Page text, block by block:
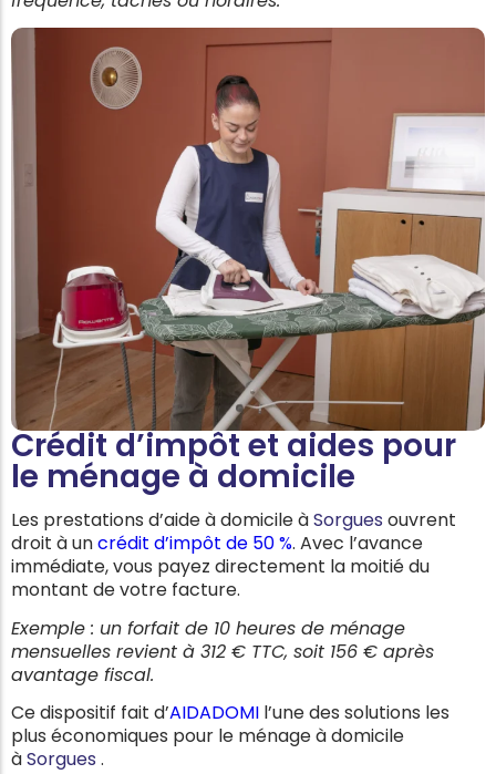
Crédit d’impôt et aides pour
le ménage à domicile
Les prestations d’aide à domicile àSorgues ouvrent
droit à uncrédit d’impôt de 50 %. Avec l’avance
immédiate, vous payez directement la moitié du
montant de votre facture.
Exemple : un forfait de 10 heures de ménage
mensuelles revient à 312 € TTC, soit 156 € après
avantage fiscal.
Ce dispositif fait d’AIDADOMI l’une des solutions les
plus économiques pour le ménage à domicile
àSorgues .